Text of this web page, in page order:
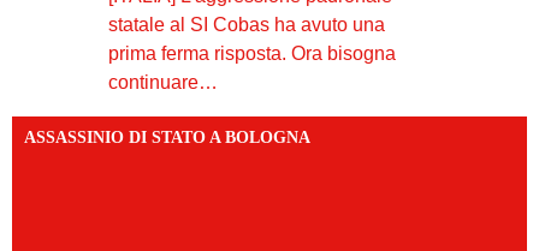
statale al SI Cobas ha avuto una
prima ferma risposta. Ora bisogna
continuare…
ASSASSINIO DI STATO A BOLOGNA